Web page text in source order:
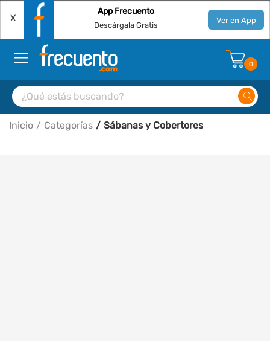
X
App Frecuento
Descárgala Gratis Ver en App
0
Inicio Categorías Sábanas y Cobertores